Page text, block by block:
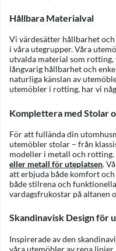
Hållbara Materialval
Vi värdesätter hållbarhet
i våra utegrupper. Våra
utvalda material som
långvarig hållbarhet och
naturliga känslan av
utemöbler i rotting, har vi
Komplettera med Stolar
För att fullända din
utemöbler stolar – från
modeller i metall och
eller metall för uteplatsen.
att erbjuda både komfort
både stilrena och
vardagsfrukostar på altanen
Skandinavisk Design för
Inspirerade av den
våra utemöbler av rena